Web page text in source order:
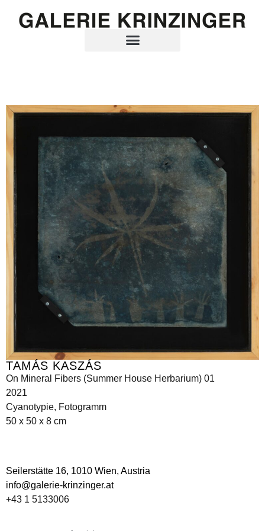
TAMÁS KASZÁS
On Mineral Fibers (Summer House Herbarium) 01
2021
Cyanotypie, Fotogramm
50 x 50 x 8 cm
Seilerstätte 16, 1010 Wien, Austria
info@galerie-krinzinger.at
+43 1 5133006